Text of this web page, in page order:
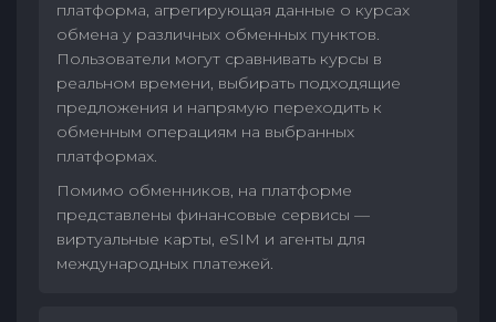
платформа, агрегирующая данные о курсах
обмена у различных обменных пунктов.
Пользователи могут сравнивать курсы в
реальном времени, выбирать подходящие
предложения и напрямую переходить к
обменным операциям на выбранных
платформах.
Помимо обменников, на платформе
представлены финансовые сервисы —
виртуальные карты, eSIM и агенты для
международных платежей.